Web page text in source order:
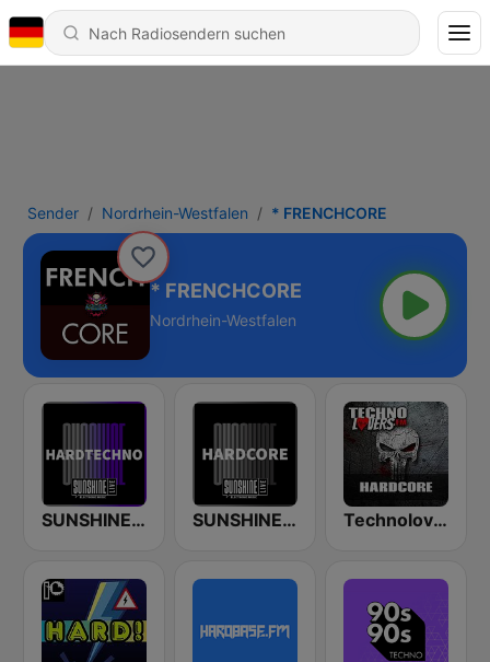
Sender Nordrhein-Westfalen * FRENCHCORE
* FRENCHCORE
Nordrhein-Westfalen
SUNSHINE LIVE - Hardtechno SUNSHINE LIVE - Hardcore Technolovers - HARDCORE